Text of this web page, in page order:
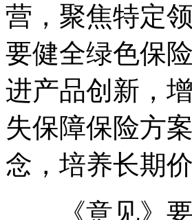
营，聚焦特定
要健全绿色保
进产品创新，
失保障保险方
念，培养长期
《意见》要